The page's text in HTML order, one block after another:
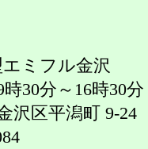
ミフル金沢
30分～16時30分
沢区平潟町 9-24